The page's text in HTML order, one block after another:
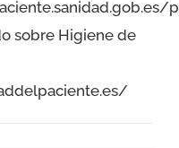
sobre Higiene de